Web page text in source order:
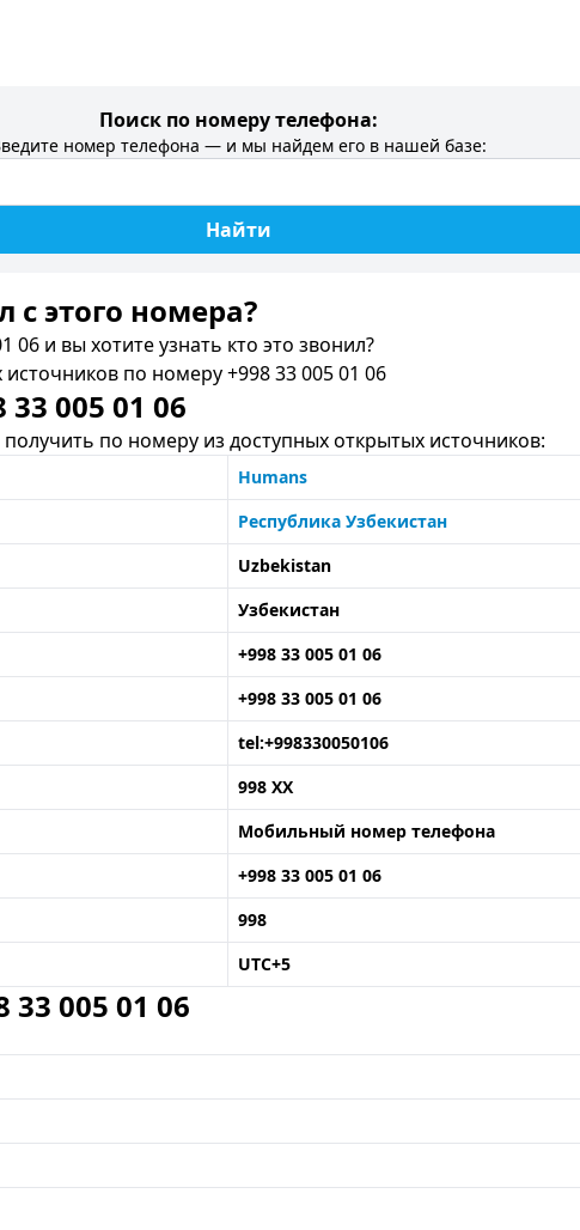
Поиск по номеру телефона:
номер телефона — и мы найдем его в нашей базе:
Найти
c этого номера?
и вы хотите узнать кто это звонил?
по номеру +998 33 005 01 06
005 01 06
по номеру из доступных открытых источников:
Humans
Республика Узбекистан
Uzbekistan
Узбекистан
+998 33 005 01 06
+998 33 005 01 06
tel:+998330050106
998 XX
Мобильный номер телефона
+998 33 005 01 06
998
UTC+5
005 01 06